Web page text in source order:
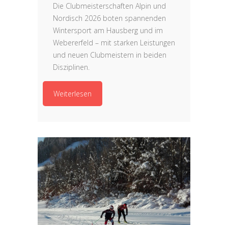
Die Clubmeisterschaften Alpin und
Nordisch 2026 boten spannenden
Wintersport am Hausberg und im
Webererfeld – mit starken Leistungen
und neuen Clubmeistern in beiden
Disziplinen.
Weiterlesen